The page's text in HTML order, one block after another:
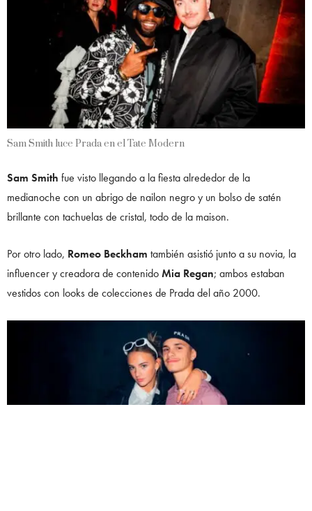
Sam Smith luce Prada en el Tate Modern
Sam Smith fue visto llegando a la fiesta alrededor de la
medianoche con un abrigo de nailon negro y un bolso de satén
brillante con tachuelas de cristal, todo de la maison.
Por otro lado, Romeo Beckham también asistió junto a su novia, la
influencer y creadora de contenidoMia Regan; ambos estaban
vestidos con looks de colecciones de Prada del año 2000.